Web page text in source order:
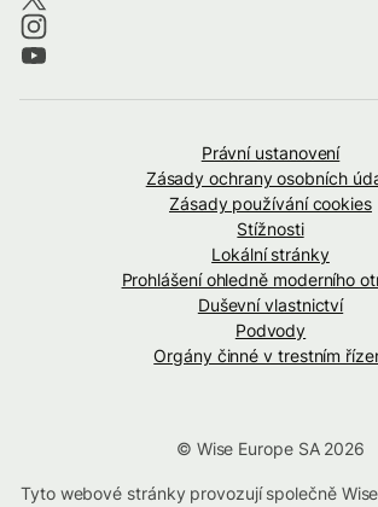
Právní ustanovení
Zásady ochrany osobních
Zásady používání cookies
Stížnosti
Lokální stránky
Prohlášení ohledně moderního
Duševní vlastnictví
Podvody
Orgány činné v trestním
© Wise Europe SA 2026
Tyto webové stránky provozují společně